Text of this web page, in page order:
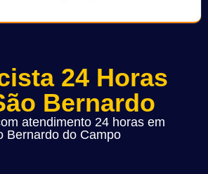
24 Horas
Bernardo
atendimento 24 horas em
Bernardo do Campo